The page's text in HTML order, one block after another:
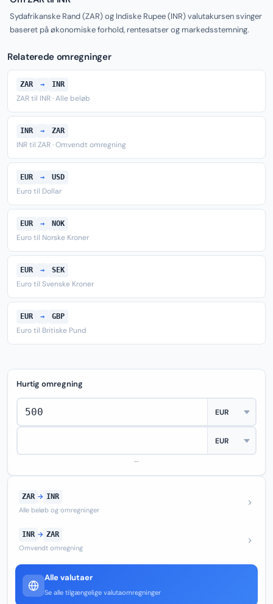
Sydafrikanske Rand (ZAR) og Indiske Rupee (INR) valutakursen svinger
baseret på økonomiske forhold, rentesatser og markedsstemning.
Relaterede omregninger
ZAR → INR
ZAR til INR · Alle beløb
INR → ZAR
INR til ZAR · Omvendt omregning
EUR → USD
Euro til Dollar
EUR → NOK
Euro til Norske Kroner
EUR → SEK
Euro til Svenske Kroner
EUR → GBP
Euro til Britiske Pund
Hurtig omregning
—
ZAR → INR
Alle beløb og omregninger
INR → ZAR
Omvendt omregning
Alle valutaer
Se alle tilgængelige valutaomregninger